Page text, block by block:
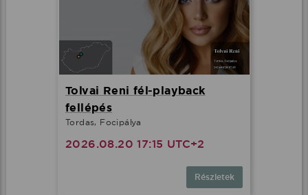
Tolvai Reni fél-playback
fellépés
Tordas, Focipálya
2026.08.20 17:15 UTC+2
Részletek